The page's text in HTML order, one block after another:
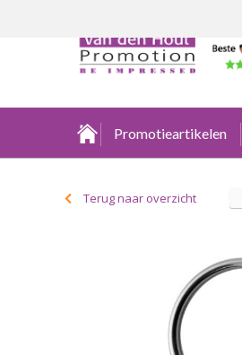
Promotieartikelen
Terug naar overzicht